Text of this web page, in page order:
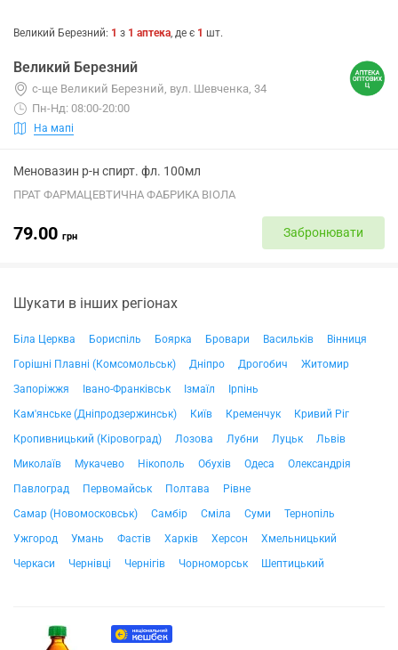
Великий Березний: 1 з 1 аптека, де є 1 шт.
Великий Березний
с-ще Великий Березний, вул. Шевченка, 34
Пн-Нд: 08:00-20:00
На мапі
Меновазин р-н спирт. фл. 100мл
ПРАТ ФАРМАЦЕВТИЧНА ФАБРИКА ВІОЛА
79.00 грн Забронювати
Шукати в інших регіонах
Біла Церква Бориспіль Боярка Бровари Васильків
Вінниця
Горішні Плавні (Комсомольськ)
Дніпро Дрогобич
Житомир
Запоріжжя
Івано-Франківськ Ізмаїл
Ірпінь
Кам'янське (Дніпродзержинськ)
Київ Кременчук
Кривий Ріг
Кропивницький (Кіровоград)
Лозова Лубни Луцьк
Львів
Миколаїв
Мукачево Нікополь Обухів Одеса
Олександрія
Павлоград
Первомайськ Полтава
Рівне
Самар (Новомосковськ)
Самбір Сміла Суми
Тернопіль
Ужгород
Умань Фастів Харків Херсон
Хмельницький
Черкаси
Чернівці Чернігів Чорноморськ Шептицький